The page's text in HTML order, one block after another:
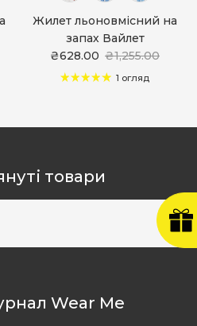
Жилет льоновмісний на
запах Вайлет
₴628.00 ₴1,255.00
1 огляд
товари
Wear Me